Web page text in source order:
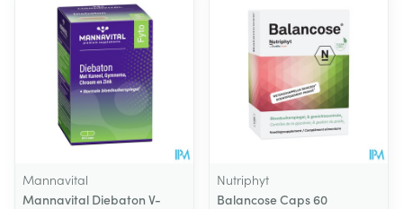
Mannavital
Mannavital Diebaton V-
Nutriphyt
Balancose Caps 60